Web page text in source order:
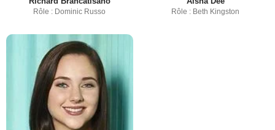
Rôle : Dominic Russo Rôle : Beth Kingston